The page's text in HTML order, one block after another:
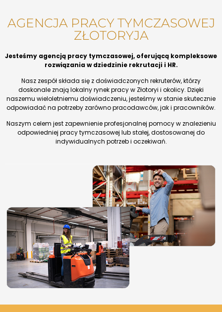
AGENCJA PRACY TYMCZASOWEJ
ZŁOTORYJA
Jesteśmy agencją pracy tymczasowej, oferującą kompleksowe
rozwiązania w dziedzinie rekrutacji i HR.
Nasz zespół składa się z doświadczonych rekruterów, którzy
doskonale znają lokalny rynek pracy w Złotoryi i okolicy. Dzięki
naszemu wieloletniemu doświadczeniu, jesteśmy w stanie skutecznie
odpowiadać na potrzeby zarówno pracodawców, jak i pracowników.
Naszym celem jest zapewnienie profesjonalnej pomocy w znalezieniu
odpowiedniej pracy tymczasowej lub stałej, dostosowanej do
indywidualnych potrzeb i oczekiwań.